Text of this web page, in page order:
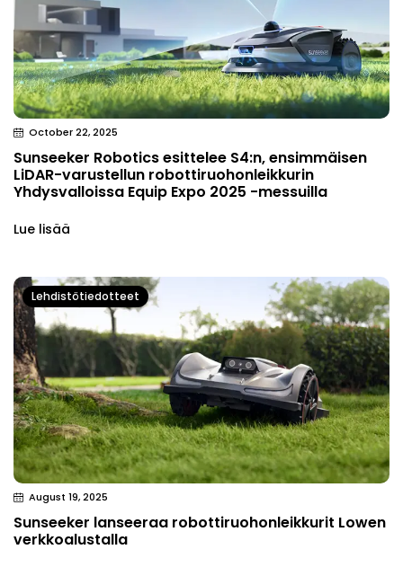
October 22, 2025
Sunseeker Robotics esittelee S4:n, ensimmäisen
LiDAR-varustellun robottiruohonleikkurin
Yhdysvalloissa Equip Expo 2025 -messuilla
Lue lisää
Lehdistötiedotteet
August 19, 2025
Sunseeker lanseeraa robottiruohonleikkurit Lowen
verkkoalustalla